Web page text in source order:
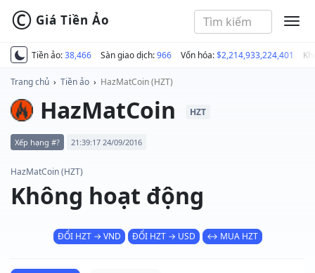
Tiền ảo:38,466 Sàn giao dịch:966 Vốn hóa:$2,214,933,224,401
© Giá Tiền Ảo
Trang chủ › Tiền ảo › HazMatCoin (HZT)
HazMatCoin HZT
Xếp hạng #? 21:39:17 24/09/2016
HazMatCoin (HZT)
Không hoạt động
ĐỔI HZT → VND ĐỔI HZT → USD ↔ MUA HZT